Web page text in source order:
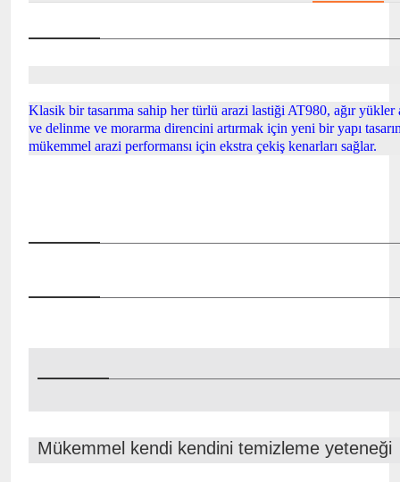
Klasik bir tasarıma sahip her türlü arazi lastiği AT980, ağır yükler
ve delinme ve morarma direncini artırmak için yeni bir yapı
mükemmel arazi performansı için ekstra çekiş kenarları sağlar.
Mükemmel kendi kendini temizleme yeteneği